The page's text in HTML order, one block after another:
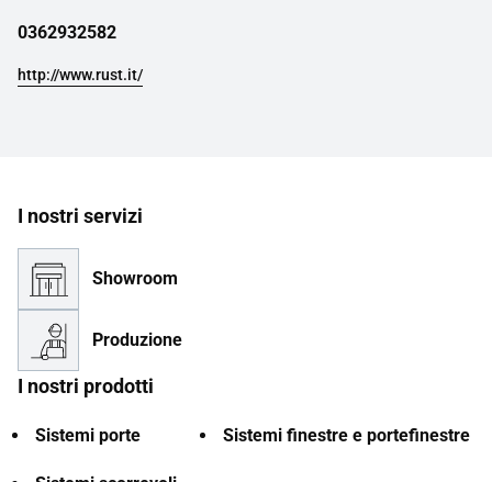
0362932582
http://www.rust.it/
I nostri servizi
Showroom
Produzione
I nostri prodotti
Sistemi porte Sistemi finestre e portefinestre